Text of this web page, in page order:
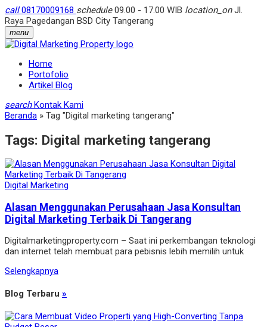
call08170009168 schedule09.00 - 17.00 WIB location_onJl.
Raya Pagedangan BSD City Tangerang
menu
Home
Portofolio
Artikel Blog
search Kontak Kami
Beranda » Tag "Digital marketing tangerang"
Tags: Digital marketing tangerang
Digital Marketing
Alasan Menggunakan Perusahaan Jasa Konsultan
Digital Marketing Terbaik Di Tangerang
Digitalmarketingproperty.com – Saat ini perkembangan teknologi
dan internet telah membuat para pebisnis lebih memilih untuk
Selengkapnya
Blog Terbaru »